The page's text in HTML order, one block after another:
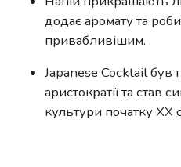
додає аромату та
привабливішим.
Japanese Cocktail був
аристократії та став
культури початку XX